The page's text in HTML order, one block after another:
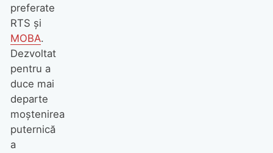
preferate
RTS şi
MOBA.
Dezvoltat
pentru a
duce mai
departe
moştenirea
puternică
a